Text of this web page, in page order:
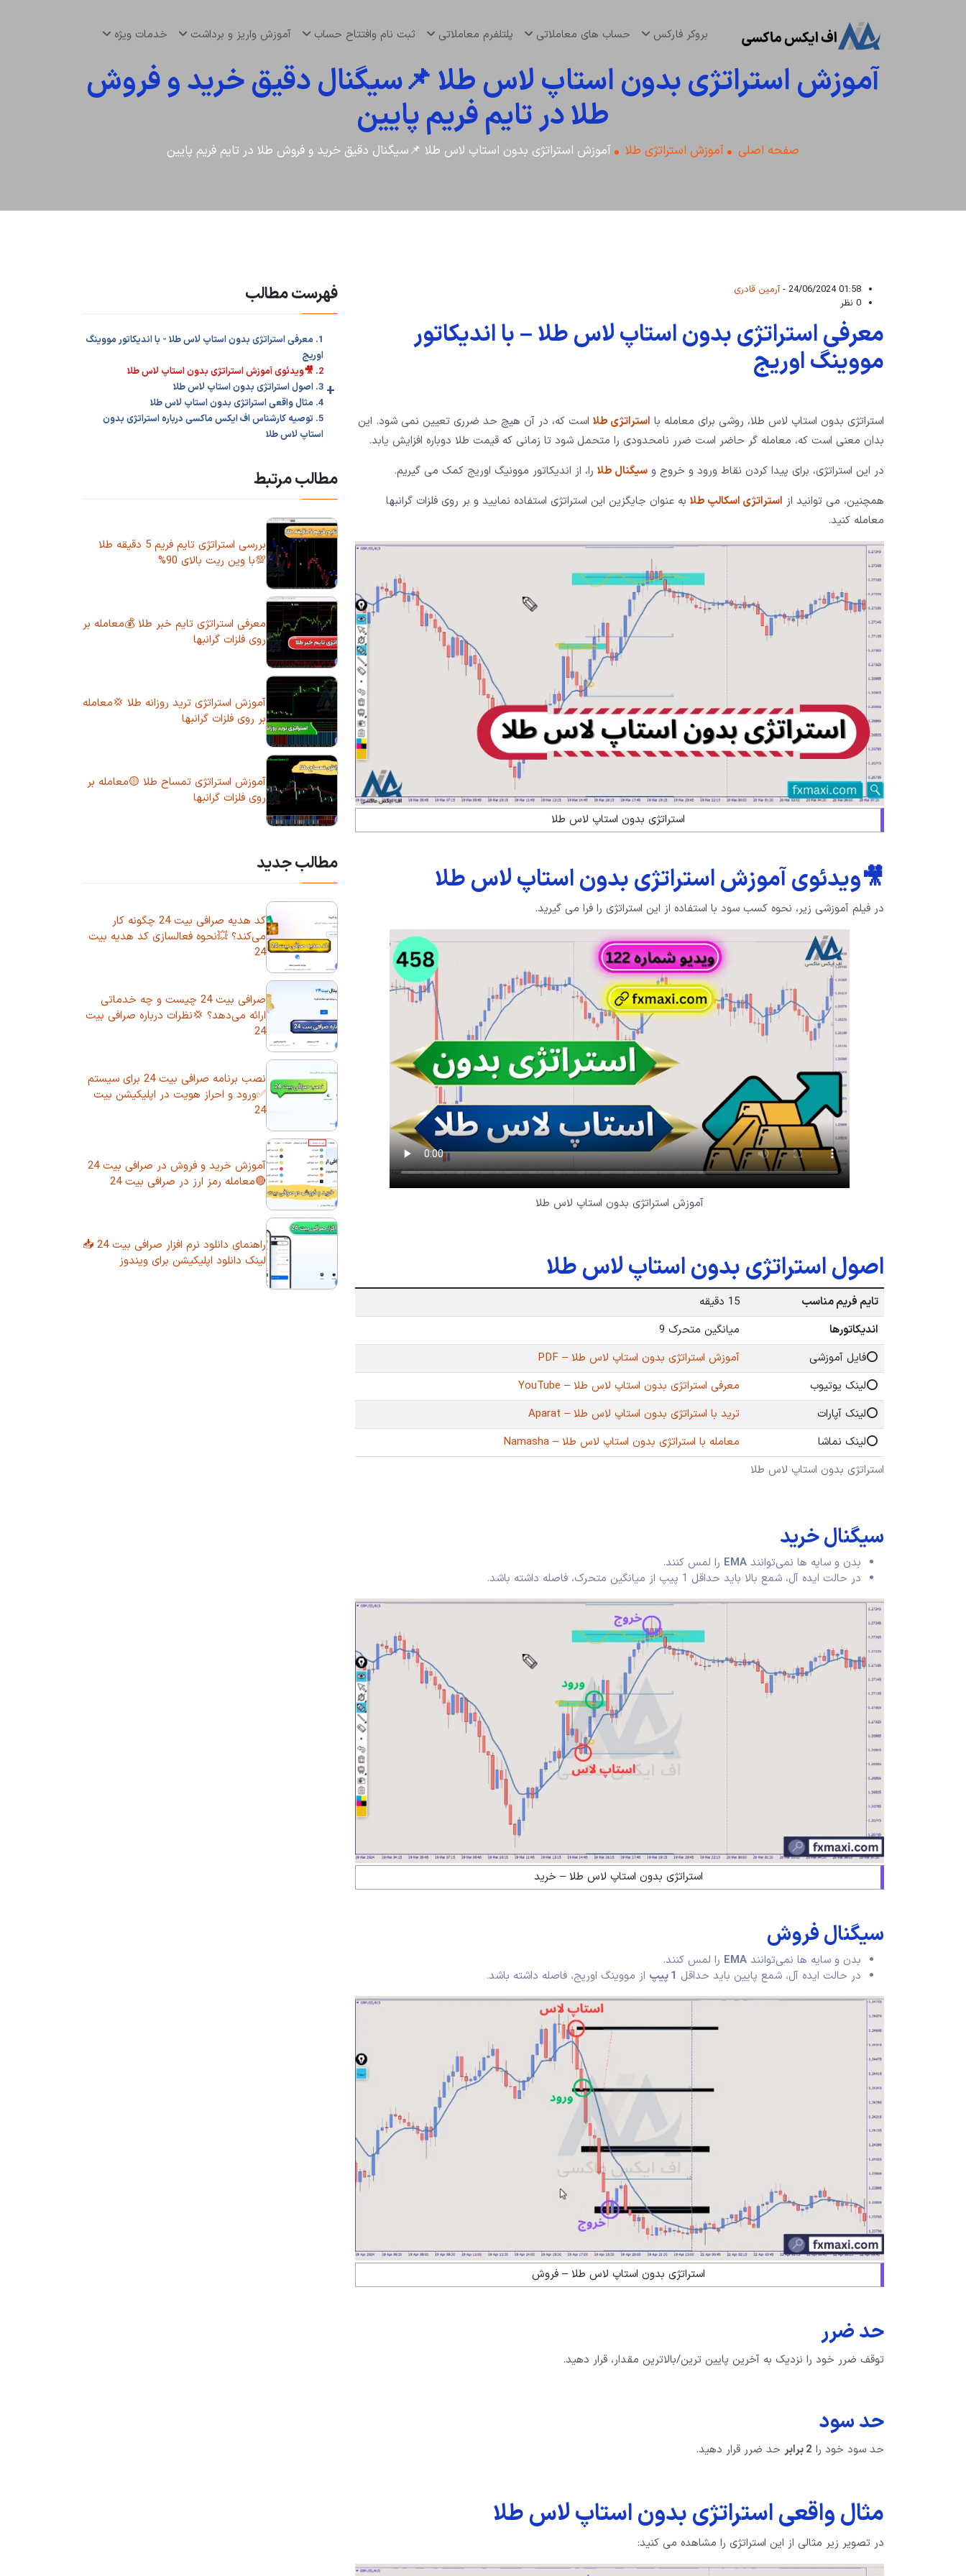
بروکر فارکس حساب های معاملاتی پلتلفرم معاملاتی ثبت نام وافتتاح حساب آموزش واریز و برداشت خدمات ویژه
آموزش استراتژی بدون استاپ لاس طلا 📌سیگنال دقیق خرید و فروش
طلا در تایم فریم پایین
صفحه اصلی آموزش استراتژی طلا آموزش استراتژی بدون استاپ لاس طلا 📌سیگنال دقیق خرید و فروش طلا در تایم فریم پایین
01:58 24/06/2024 -
آرمین قادری
0 نظر
معرفی استراتژی بدون استاپ لاس طلا – با اندیکاتور
مووینگ اوریج
استراتژی بدون استاپ لاس طلا، روشی برای معامله با استراتژی طلا است که، در آن هیچ حد ضرری تعیین نمی شود. این
بدان معنی است که، معامله گر حاضر است ضرر نامحدودی را متحمل شود تا زمانی که قیمت طلا دوباره افزایش یابد.
در این استراتژی، برای پیدا کردن نقاط ورود و خروج و سیگنال طلا را، از اندیکاتور موونیگ اوریج کمک می گیریم.
همچنین، می توانید از استراتژی اسکالپ طلا به عنوان جایگزین این استراتژی استفاده نمایید و بر روی فلزات گرانبها
معامله کنید.
استراتژی بدون استاپ لاس طلا
🎥ویدئوی آموزش استراتژی بدون استاپ لاس طلا
در فیلم آموزشی زیر، نحوه کسب سود با استفاده از این استراتژی را فرا می گیرید.
آموزش استراتژی بدون استاپ لاس طلا
اصول استراتژی بدون استاپ لاس طلا
استراتژی بدون استاپ لاس طلا
تایم فریم مناسب
15 دقیقه
اندیکاتورها
میانگین متحرک 9
⭕️فایل آموزشی
آموزش استراتژی بدون استاپ لاس طلا – PDF
⭕️لینک یوتیوب
معرفی استراتژی بدون استاپ لاس طلا – YouTube
⭕️لینک آپارات
ترید با استراتژی بدون استاپ لاس طلا – Aparat
⭕️لینک نماشا
معامله با استراتژی بدون استاپ لاس طلا – Namasha
سیگنال خرید
بدن و سایه‌ ها نمی‌توانند EMA را لمس کنند.
در حالت ایده آل، شمع بالا باید حداقل 1 پیپ از میانگین متحرک، فاصله داشته باشد.
استراتژی بدون استاپ لاس طلا – خرید
سیگنال فروش
بدن و سایه‌ ها نمی‌توانند EMA را لمس کنند.
در حالت ایده آل، شمع پایین باید حداقل 1 پیپ از مووینگ اوریج، فاصله داشته باشد.
استراتژی بدون استاپ لاس طلا – فروش
حد ضرر
توقف ضرر خود را نزدیک به آخرین پایین ترین/بالاترین مقدار، قرار دهید.
حد سود
حد سود خود را 2 برابر حد ضرر قرار دهید.
مثال واقعی استراتژی بدون استاپ لاس طلا
در تصویر زیر مثالی از این استراتژی را مشاهده می کنید:
فهرست مطالب
1. معرفی استراتژی بدون استاپ لاس طلا - با اندیکاتور مووینگ
اوریج
2. 🎥ویدئوی آموزش استراتژی بدون استاپ لاس طلا
3. اصول استراتژی بدون استاپ لاس طلا +
4. مثال واقعی استراتژی بدون استاپ لاس طلا
5. توصیه کارشناس اف ایکس ماکسی درباره استراتژی بدون
استاپ لاس طلا
مطالب مرتبط
بررسی استراتژی تایم فریم 5 دقیقه طلا
💯با وین ریت بالای 90%
معرفی استراتژی تایم خبر طلا 💰معامله بر
روی فلزات گرانبها
آموزش استراتژی ترید روزانه طلا 💢معامله
بر روی فلزات گرانبها
آموزش استراتژی تمساح طلا 🟡معامله بر
روی فلزات گرانبها
مطالب جدید
کد هدیه صرافی بیت 24 چگونه کار
می‌کند؟ 💥نحوه فعالسازی کد هدیه بیت
24
صرافی بیت 24 چیست و چه خدماتی
ارائه می‌دهد؟ 💢نظرات درباره صرافی بیت
24
نصب برنامه صرافی بیت 24 برای سیستم
✅ورود و احراز هویت در اپلیکیشن بیت
24
آموزش خرید و فروش در صرافی بیت 24
🔴معامله رمز ارز در صرافی بیت 24
راهنمای دانلود نرم افزار صرافی بیت 24 📥
لینک دانلود اپلیکیشن برای ویندوز